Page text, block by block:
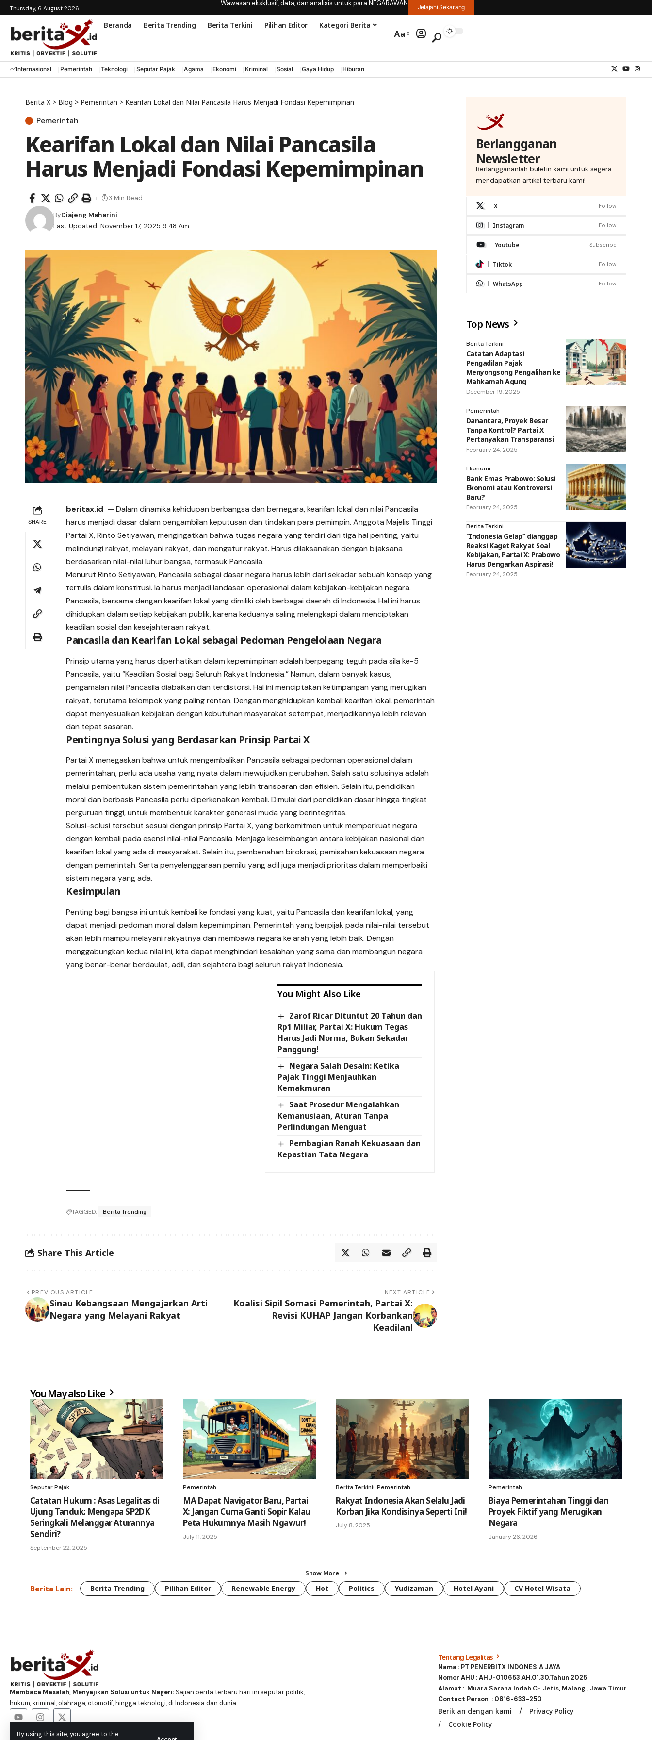
By using this site, you agree to the
Thursday, 6 August 2026
Wawasan eksklusif, data, dan analisis untuk para NEGARAWAN Jelajahi Sekarang
Beranda Berita Trending Berita Terkini Pilihan Editor Kategori Berita
Aa
Internasional Pemerintah Teknologi Seputar Pajak Agama Ekonomi Kriminal Sosial Gaya Hidup Hiburan
Berita X > Blog > Pemerintah > Kearifan Lokal dan Nilai Pancasila Harus Menjadi Fondasi Kepemimpinan
Pemerintah
Kearifan Lokal dan Nilai Pancasila
Harus Menjadi Fondasi Kepemimpinan
Last Updated: November 17, 2025 9:48 Am
ByDiajeng Maharini
3 Min Read
SHARE
beritax.id — Dalam dinamika kehidupan berbangsa dan bernegara, kearifan lokal dan nilai Pancasila
harus menjadi dasar dalam pengambilan keputusan dan tindakan para pemimpin. Anggota Majelis Tinggi
Partai X, Rinto Setiyawan, mengingatkan bahwa tugas negara yang terdiri dari tiga hal penting, yaitu
melindungi rakyat, melayani rakyat, dan mengatur rakyat. Harus dilaksanakan dengan bijaksana
berdasarkan nilai-nilai luhur bangsa, termasuk Pancasila.
Menurut Rinto Setiyawan, Pancasila sebagai dasar negara harus lebih dari sekadar sebuah konsep yang
tertulis dalam konstitusi. Ia harus menjadi landasan operasional dalam kebijakan-kebijakan negara.
Pancasila, bersama dengan kearifan lokal yang dimiliki oleh berbagai daerah di Indonesia. Hal ini harus
dihidupkan dalam setiap kebijakan publik, karena keduanya saling melengkapi dalam menciptakan
keadilan sosial dan kesejahteraan rakyat.
Pancasila dan Kearifan Lokal sebagai Pedoman Pengelolaan Negara
Prinsip utama yang harus diperhatikan dalam kepemimpinan adalah berpegang teguh pada sila ke-5
Pancasila, yaitu “Keadilan Sosial bagi Seluruh Rakyat Indonesia.” Namun, dalam banyak kasus,
pengamalan nilai Pancasila diabaikan dan terdistorsi. Hal ini menciptakan ketimpangan yang merugikan
rakyat, terutama kelompok yang paling rentan. Dengan menghidupkan kembali kearifan lokal, pemerintah
dapat menyesuaikan kebijakan dengan kebutuhan masyarakat setempat, menjadikannya lebih relevan
dan tepat sasaran.
Pentingnya Solusi yang Berdasarkan Prinsip Partai X
Partai X menegaskan bahwa untuk mengembalikan Pancasila sebagai pedoman operasional dalam
pemerintahan, perlu ada usaha yang nyata dalam mewujudkan perubahan. Salah satu solusinya adalah
melalui pembentukan sistem pemerintahan yang lebih transparan dan efisien. Selain itu, pendidikan
moral dan berbasis Pancasila perlu diperkenalkan kembali. Dimulai dari pendidikan dasar hingga tingkat
perguruan tinggi, untuk membentuk karakter generasi muda yang berintegritas.
Solusi-solusi tersebut sesuai dengan prinsip Partai X, yang berkomitmen untuk memperkuat negara
dengan kembali pada esensi nilai-nilai Pancasila. Menjaga keseimbangan antara kebijakan nasional dan
kearifan lokal yang ada di masyarakat. Selain itu, pembenahan birokrasi, pemisahan kekuasaan negara
dengan pemerintah. Serta penyelenggaraan pemilu yang adil juga menjadi prioritas dalam memperbaiki
sistem negara yang ada.
Kesimpulan
Penting bagi bangsa ini untuk kembali ke fondasi yang kuat, yaitu Pancasila dan kearifan lokal, yang
dapat menjadi pedoman moral dalam kepemimpinan. Pemerintah yang berpijak pada nilai-nilai tersebut
akan lebih mampu melayani rakyatnya dan membawa negara ke arah yang lebih baik. Dengan
menggabungkan kedua nilai ini, kita dapat menghindari kesalahan yang sama dan membangun negara
yang benar-benar berdaulat, adil, dan sejahtera bagi seluruh rakyat Indonesia.
You Might Also Like
Zarof Ricar Dituntut 20 Tahun dan
Rp1 Miliar, Partai X: Hukum Tegas
Harus Jadi Norma, Bukan Sekadar
Panggung!
Negara Salah Desain: Ketika
Pajak Tinggi Menjauhkan
Kemakmuran
Saat Prosedur Mengalahkan
Kemanusiaan, Aturan Tanpa
Perlindungan Menguat
Pembagian Ranah Kekuasaan dan
Kepastian Tata Negara
TAGGED: Berita Trending
Share This Article
PREVIOUS ARTICLE
Sinau Kebangsaan Mengajarkan Arti
Negara yang Melayani Rakyat
NEXT ARTICLE
Koalisi Sipil Somasi Pemerintah, Partai X:
Revisi KUHAP Jangan Korbankan
Keadilan!
Berlangganan
Newsletter
Berlanggananlah buletin kami untuk segera
mendapatkan artikel terbaru kami!
X Follow
Instagram Follow
Youtube Subscribe
Tiktok Follow
WhatsApp Follow
Top News
Berita Terkini
Catatan Adaptasi
Pengadilan Pajak
Menyongsong Pengalihan ke
Mahkamah Agung
December 19, 2025
Pemerintah
Danantara, Proyek Besar
Tanpa Kontrol? Partai X
Pertanyakan Transparansi
February 24, 2025
Ekonomi
Bank Emas Prabowo: Solusi
Ekonomi atau Kontroversi
Baru?
February 24, 2025
Berita Terkini
“Indonesia Gelap” dianggap
Reaksi Kaget Rakyat Soal
Kebijakan, Partai X: Prabowo
Harus Dengarkan Aspirasi!
February 24, 2025
You May also Like
Seputar Pajak
​Catatan Hukum : Asas Legalitas di
Ujung Tanduk: Mengapa SP2DK
Seringkali Melanggar Aturannya
Sendiri?
September 22, 2025
Pemerintah
MA Dapat Navigator Baru, Partai
X: Jangan Cuma Ganti Sopir Kalau
Peta Hukumnya Masih Ngawur!
July 11, 2025
Berita Terkini Pemerintah
Rakyat Indonesia Akan Selalu Jadi
Korban Jika Kondisinya Seperti Ini!
July 8, 2025
Pemerintah
Biaya Pemerintahan Tinggi dan
Proyek Fiktif yang Merugikan
Negara
January 26, 2026
Show More
Berita Lain: Berita Trending Pilihan Editor Renewable Energy Hot Politics Yudizaman Hotel Ayani CV Hotel Wisata
Membaca Masalah, Menyajikan Solusi untuk Negeri:Sajian berita terbaru hari ini seputar politik,
hukum, kriminal, olahraga, otomotif, hingga teknologi, di Indonesia dan dunia.
Tentang Legalitas
Nama : PT PENERBITX INDONESIA JAYA
Nomor AHU : AHU-010653.AH.01.30.Tahun 2025
Alamat : Muara Sarana Indah C- Jetis, Malang , Jawa Timur
Contact Person : 0816-633-250
Beriklan dengan kami
Privacy Policy
Cookie Policy